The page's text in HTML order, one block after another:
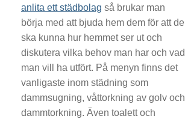
anlita ett städbolag så brukar man
börja med att bjuda hem dem för att de
ska kunna hur hemmet ser ut och
diskutera vilka behov man har och vad
man vill ha utfört. På menyn finns det
vanligaste inom städning som
dammsugning, våttorkning av golv och
dammtorkning. Även toalett och